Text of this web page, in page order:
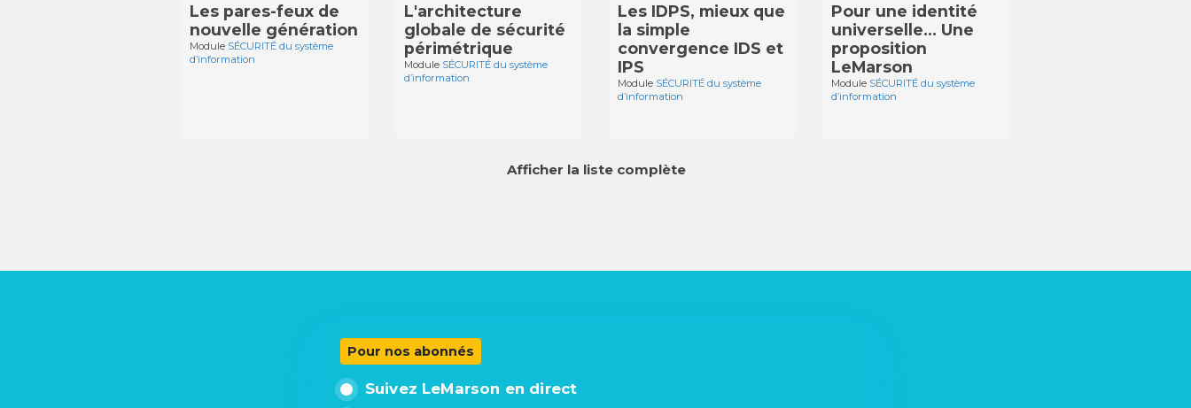
Les pares-feux de
nouvelle génération
Module SÉCURITÉ du système
d’information
L'architecture
globale de sécurité
périmétrique
Module SÉCURITÉ du système
d’information
Les IDPS, mieux que
la simple
convergence IDS et
IPS
Module SÉCURITÉ du système
d’information
Pour une identité
universelle… Une
proposition
LeMarson
Module SÉCURITÉ du système
d’information
Afficher la liste complète
Pour nos abonnés
Suivez LeMarson en direct